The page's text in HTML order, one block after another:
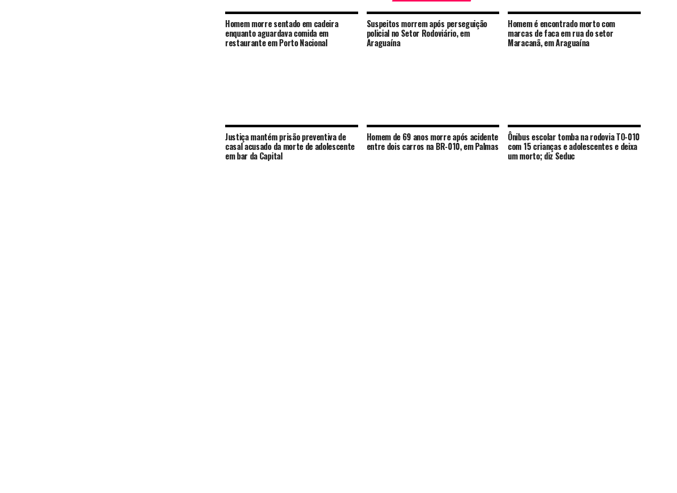
Homem morre sentado em cadeira
enquanto aguardava comida em
restaurante em Porto Nacional
Suspeitos morrem após perseguição
policial no Setor Rodoviário, em
Araguaína
Homem é encontrado morto com
marcas de faca em rua do setor
Maracanã, em Araguaína
Justiça mantém prisão preventiva de
casal acusado da morte de adolescente
em bar da Capital
Homem de 69 anos morre após acidente
entre dois carros na BR-010, em Palmas
Ônibus escolar tomba na rodovia TO-010
com 15 crianças e adolescentes e deixa
um morto; diz Seduc